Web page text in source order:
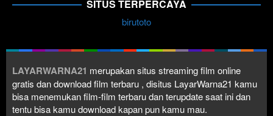
SITUS TERPERCAYA
birutoto
LAYARWARNA21 merupakan situs streaming film online
gratis dan download film terbaru , disitus LayarWarna21 kamu
bisa menemukan film-film terbaru dan terupdate saat ini dan
tentu bisa kamu download kapan pun kamu mau.